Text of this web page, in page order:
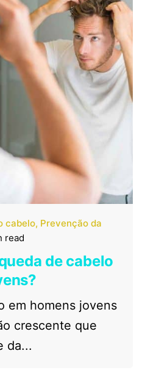
cabelo Prevenção da
read
de cabelo
em homens jovens
crescente que
da...